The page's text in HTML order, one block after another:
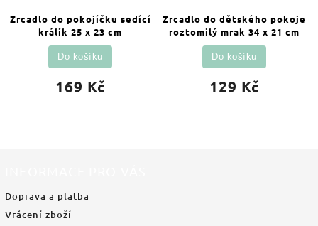
Zrcadlo do pokojíčku sedící
králík 25 x 23 cm
169 Kč
Do košíku
Zrcadlo do dětského pokoje
roztomilý mrak 34 x 21 cm
129 Kč
Do košíku
Doprava a platba
Vrácení zboží